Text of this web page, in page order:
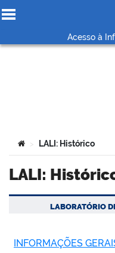
Ir para o conteúdoAcesso à
Você está aqui:
> LALI: Histórico
LALI:
LABORATÓRIO
INFORMAÇÕES